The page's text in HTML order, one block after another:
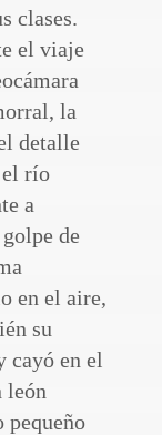
clases.
el viaje
la
detalle
el río
a
de
en el aire,
su
cayó en el
león
pequeño